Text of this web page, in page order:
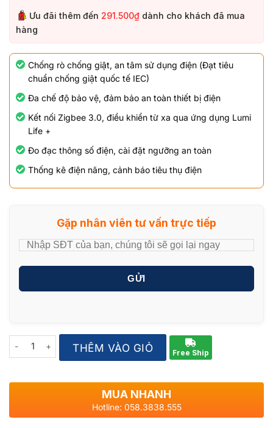
Ưu đãi thêm đến 291.500₫ dành cho khách đã mua
hàng
Chống rò chống giật, an tâm sử dụng điện (Đạt tiêu
chuẩn chống giật quốc tế IEC)
Đa chế độ bảo vệ, đảm bảo an toàn thiết bị điện
Kết nối Zigbee 3.0, điều khiển từ xa qua ứng dụng Lumi
Life +
Đo đạc thông số điện, cài đặt ngưỡng an toàn
Thống kê điện năng, cảnh báo tiêu thụ điện
Gặp nhân viên tư vấn trực tiếp
GỬI
Quantity THÊM VÀO GIỎ Free Ship
MUA NHANH
Hotline: 058.3838.555